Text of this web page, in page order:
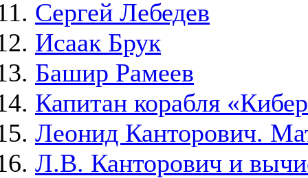
Сергей Лебедев
Исаак Брук
Башир Рамеев
Капитан корабля
Леонид Канторович.
Л.В. Канторович и